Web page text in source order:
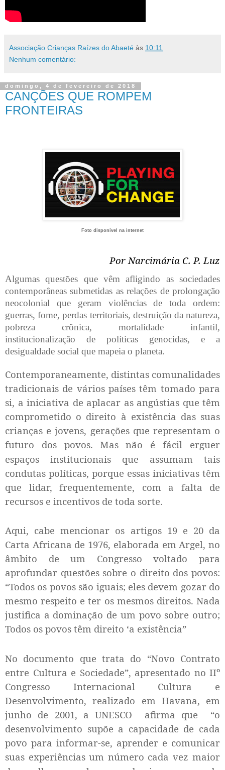
Associação Crianças Raízes do Abaeté às 10:11
Nenhum comentário:
domingo, 4 de fevereiro de 2018
CANÇÕES QUE ROMPEM
FRONTEIRAS
Foto disponível na internet
Por Narcimária C. P. Luz
Algumas questões que vêm afligindo as sociedades
contemporâneas submetidas as relações de prolongação
neocolonial que geram violências de toda ordem:
guerras, fome, perdas territoriais, destruição da natureza,
pobreza crônica, mortalidade infantil,
institucionalização de políticas genocidas, e a
desigualdade social que mapeia o planeta.
Contemporaneamente, distintas comunalidades
tradicionais de vários países têm tomado para
si, a iniciativa de aplacar as angústias que têm
comprometido o direito à existência das suas
crianças e jovens, gerações que representam o
futuro dos povos. Mas não é fácil erguer
espaços institucionais que assumam tais
condutas políticas, porque essas iniciativas têm
que lidar, frequentemente, com a falta de
recursos e incentivos de toda sorte.
Aqui, cabe mencionar os artigos 19 e 20 da
Carta Africana de 1976, elaborada em Argel, no
âmbito de um Congresso voltado para
aprofundar questões sobre o direito dos povos:
“Todos os povos são iguais; eles devem gozar do
mesmo respeito e ter os mesmos direitos. Nada
justifica a dominação de um povo sobre outro;
Todos os povos têm direito ‘a existência”
No documento que trata do “Novo Contrato
entre Cultura e Sociedade”, apresentado no IIº
Congresso Internacional Cultura e
Desenvolvimento, realizado em Havana, em
junho de 2001, a UNESCO
afirma que
“o
desenvolvimento supõe a capacidade de cada
povo para informar-se, aprender e comunicar
suas experiências um número cada vez maior